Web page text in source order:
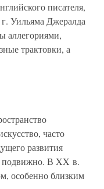
писателя,
Уильяма Джералда
аллегориями,
трактовки, а
часто
развития
подвижно. В XX в.
особенно близким